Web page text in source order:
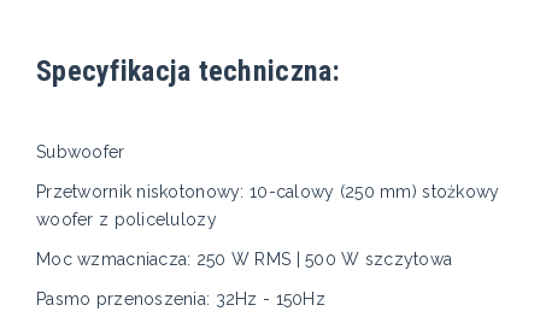
Specyfikacja techniczna:
Subwoofer
Przetwornik niskotonowy: 10-calowy (250 mm) stożkowy
woofer z policelulozy
Moc wzmacniacza: 250 W RMS | 500 W szczytowa
Pasmo przenoszenia: 32Hz - 150Hz